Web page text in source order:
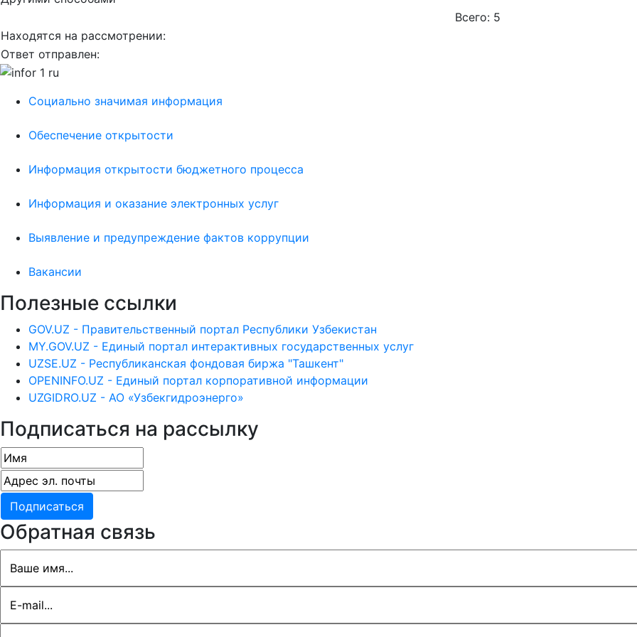
Всего: 5
Находятся на рассмотрении:
Ответ отправлен:
Социально значимая информация
Обеспечение открытости
Информация открытости бюджетного процесса
Информация и оказание электронных услуг
Выявление и предупреждение фактов коррупции
Вакансии
Полезные ссылки
GOV.UZ - Правительственный портал Республики Узбекистан
MY.GOV.UZ - Единый портал интерактивных государственных услуг
UZSE.UZ - Республиканская фондовая биржа "Ташкент"
OPENINFO.UZ - Единый портал корпоративной информации
UZGIDRO.UZ - АО «Узбекгидроэнерго»
Подписаться на рассылку
Обратная связь